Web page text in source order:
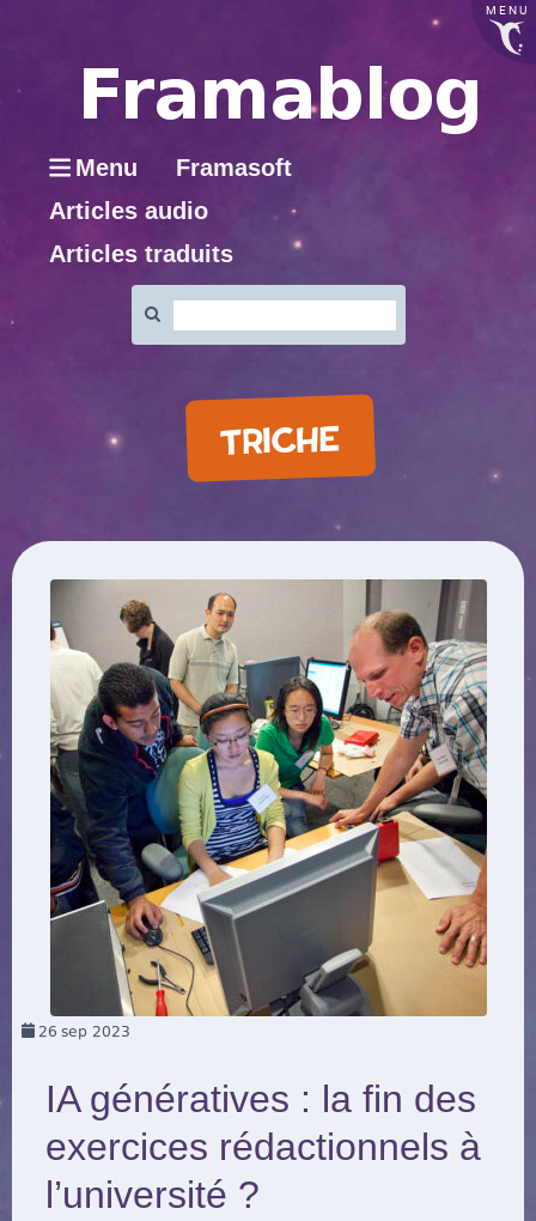
MENU
Menu
Framasoft
Articles audio
Articles traduits
:
TRICHE
26 sep 2023
IA génératives : la fin des
exercices rédactionnels à
l’université ?